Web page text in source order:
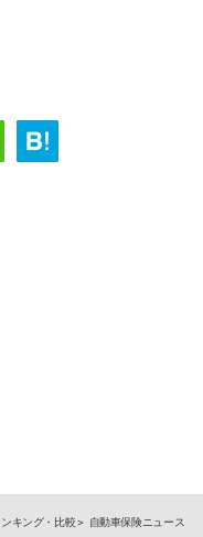
キング・比較
自動車保険ニュース